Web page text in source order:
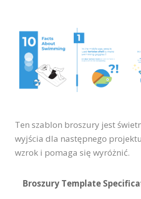
Ten szablon broszury jest
wyjścia dla następnego
wzrok i pomaga się wyróżnić.
Broszury Template